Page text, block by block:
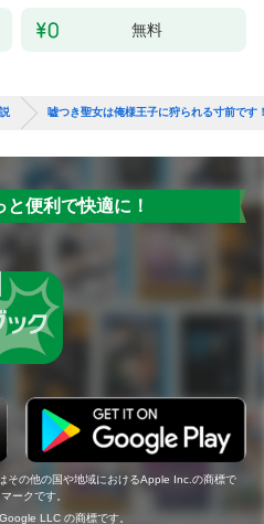
無料
嘘つき聖女は俺様王子に狩られる寸前で
便利で快適に！
その他の国や地域におけるApple Inc.の商標で
ークです。
LLC の商標です。